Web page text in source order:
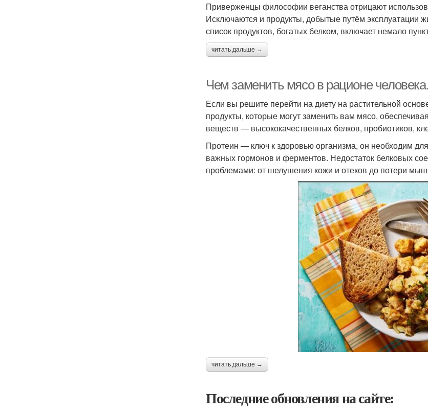
Приверженцы философии веганства отрицают
Исключаются и продукты, добытые путём эксплуатации
список продуктов, богатых белком, включает немало
читать дальше →
Чем заменить мясо в рационе
Если вы решите перейти на диету на растительной
продукты, которые могут заменить вам мясо,
веществ — высококачественных белков, пробиотиков,
Протеин — ключ к здоровью организма, он необходим
важных гормонов и ферментов. Недостаток белковых
проблемами: от шелушения кожи и отеков до потери
читать дальше →
Последние обновления на сайте: